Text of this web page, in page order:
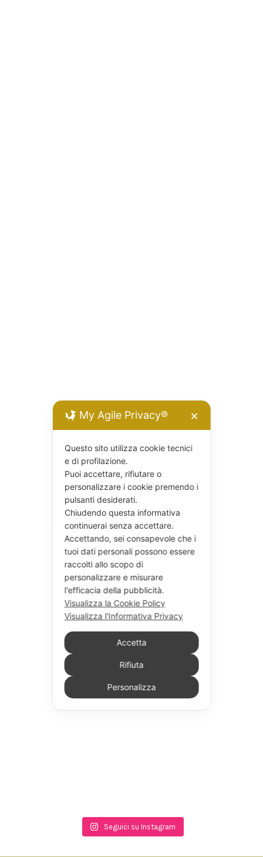
Seguici su Instagram
My Agile Privacy® ✕
Questo sito utilizza cookie tecnici
e di profilazione.
Puoi accettare, rifiutare o
personalizzare i cookie premendo i
pulsanti desiderati.
Chiudendo questa informativa
continuerai senza accettare.
Accettando, sei consapevole che i
tuoi dati personali possono essere
raccolti allo scopo di
personalizzare e misurare
l'efficacia della pubblicità.
Visualizza la Cookie Policy
Visualizza l'Informativa Privacy
Accetta
Rifiuta
Personalizza